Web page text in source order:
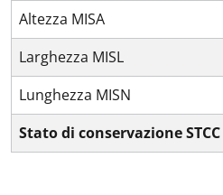
Altezza MISA
Larghezza MISL
Lunghezza MISN
Stato di conservazione STCC